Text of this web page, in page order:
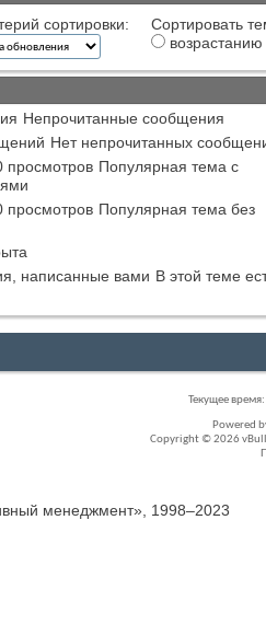
сортировки:
Сортировать
возрастанию
Непрочитанные сообщения
Нет непрочитанных
Популярная тема с
Популярная тема без
В этой теме
Текущее время:
Powered
Copyright © 2026
менеджмент», 1998–2023